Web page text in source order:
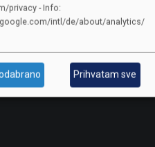
Čauševića 1
privacy - Info:
intl/de/about/analytics/
Prihvatam sve